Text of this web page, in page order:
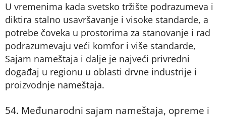
U vremenima kada svetsko tržište podrazumeva i
diktira stalno usavršavanje i visoke standarde, a
potrebe čoveka u prostorima za stanovanje i rad
podrazumevaju veći komfor i više standarde,
Sajam nameštaja i dalje je najveći privredni
događaj u regionu u oblasti drvne industrije i
proizvodnje nameštaja.
54. Međunarodni sajam nameštaja, opreme i